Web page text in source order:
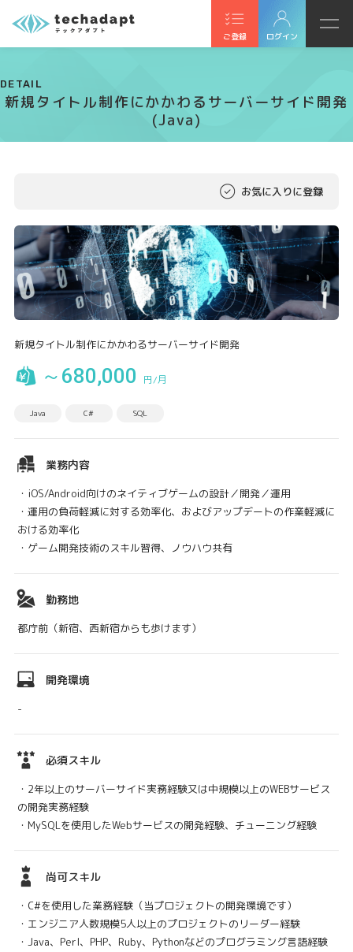
ご登録 ログイン
DETAIL
新規タイトル制作にかかわるサーバーサイド開発
(Java)
お気に入りに登録
新規タイトル制作にかかわるサーバーサイド開発
～680,000 円/月
Java C# SQL
業務内容
・iOS/Android向けのネイティブゲームの設計／開発／運用
・運用の負荷軽減に対する効率化、およびアップデートの作業軽減に
おける効率化
・ゲーム開発技術のスキル習得、ノウハウ共有
勤務地
都庁前（新宿、西新宿からも歩けます）
開発環境
-
必須スキル
・2年以上のサーバーサイド実務経験又は中規模以上のWEBサービス
の開発実務経験
・MySQLを使用したWebサービスの開発経験、チューニング経験
尚可スキル
・C#を使用した業務経験（当プロジェクトの開発環境です）
・エンジニア人数規模5人以上のプロジェクトのリーダー経験
・Java、Perl、PHP、Ruby、Pythonなどのプログラミング言語経験